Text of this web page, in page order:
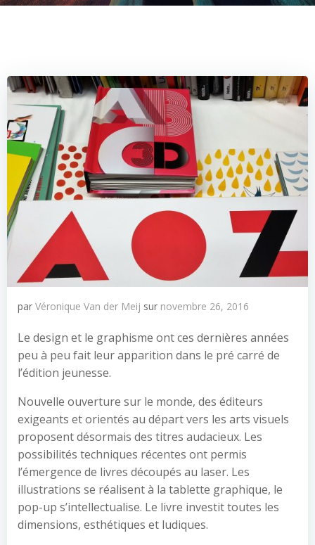
par Véronique Van der Meij sur novembre 26, 2016
Le design et le graphisme ont ces dernières années
peu à peu fait leur apparition dans le pré carré de
l’édition jeunesse.
Nouvelle ouverture sur le monde, des éditeurs
exigeants et orientés au départ vers les arts visuels
proposent désormais des titres audacieux. Les
possibilités techniques récentes ont permis
l’émergence de livres découpés au laser. Les
illustrations se réalisent à la tablette graphique, le
pop-up s’intellectualise. Le livre investit toutes les
dimensions, esthétiques et ludiques.